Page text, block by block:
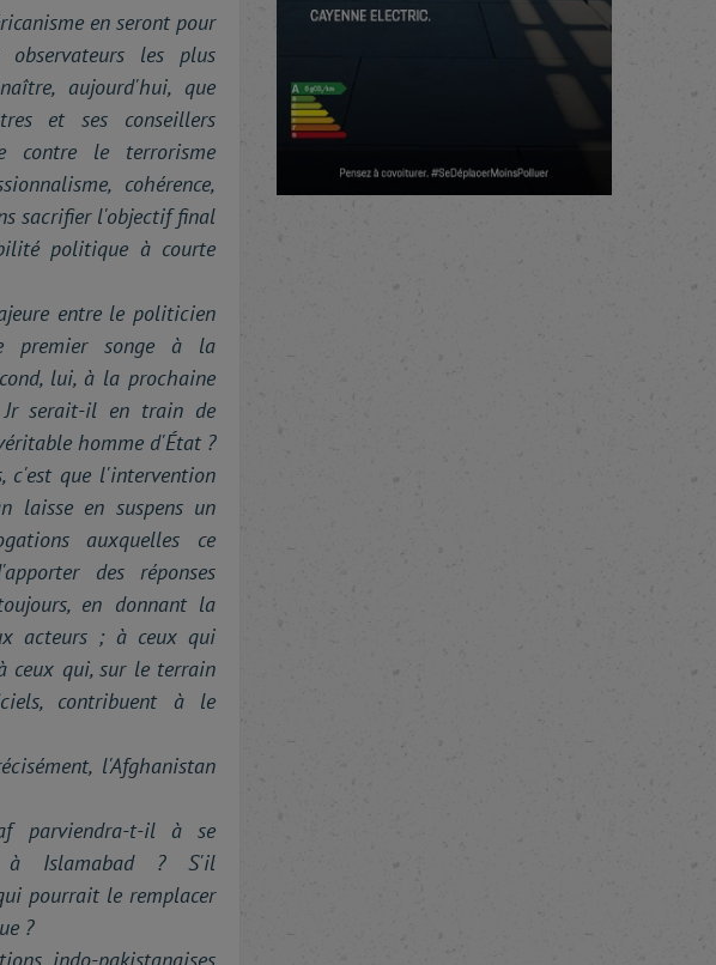
en seront pour
les plus
aujourd'hui, que
et ses conseillers
contre le terrorisme
cohérence,
sacrifier l'objectif final
politique à courte
entre le politicien
songe à la
lui, à la prochaine
Jr serait-il en train de
homme d'État ?
c'est que l'intervention
laisse en suspens un
auxquelles ce
des réponses
en donnant la
acteurs ; à ceux qui
ceux qui, sur le terrain
contribuent à le
l'Afghanistan
parviendra-t-il à se
à Islamabad ? S'il
pourrait le remplacer
?
indo-pakistanaises